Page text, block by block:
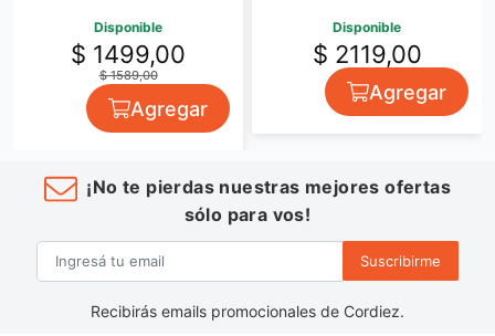
Disponible
$ 1499,00
$ 1589,00
Agregar
Disponible
$ 2119,00
Agregar
¡No te pierdas nuestras mejores ofertas
sólo para vos!
Suscribirme
Recibirás emails promocionales de Cordiez.